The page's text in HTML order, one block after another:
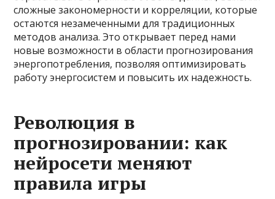
сложные закономерности и корреляции, которые
остаются незамеченными для традиционных
методов анализа. Это открывает перед нами
новые возможности в области прогнозирования
энергопотребления, позволяя оптимизировать
работу энергосистем и повысить их надежность.
Революция в
прогнозировании: как
нейросети меняют
правила игры